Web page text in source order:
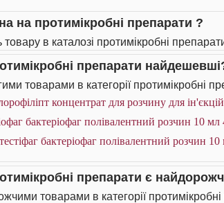
на протимікробні препарати ?
товару в каталозі протимікробні
препарати
товарами в категорії протимікробні
концентрат для розчину для
бактеріофаг полівалентний розчин 10
бактеріофаг полівалентний розчин
препарати є
товарами в категорії